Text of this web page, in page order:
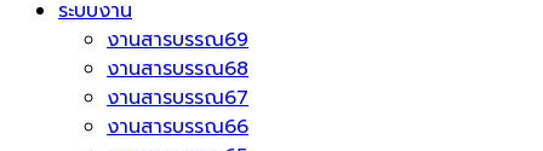
ระบบงาน
งานสารบรรณ69
งานสารบรรณ68
งานสารบรรณ67
งานสารบรรณ66